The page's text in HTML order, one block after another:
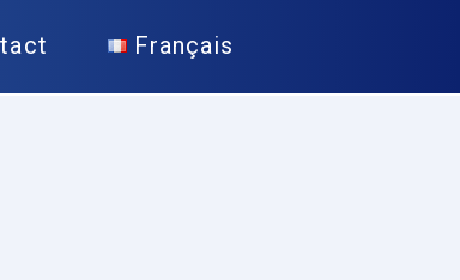
Français